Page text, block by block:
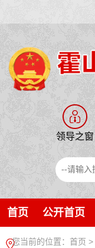
领导之窗
首页 公开首页
您当前的位置： 首页 >